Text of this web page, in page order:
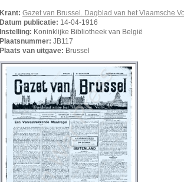
Krant: Gazet van Brussel. Dagblad van het Vlaamsche
Datum publicatie: 14-04-1916
Instelling: Koninklijke Bibliotheek van België
Plaatsnummer: JB117
Plaats van uitgave: Brussel